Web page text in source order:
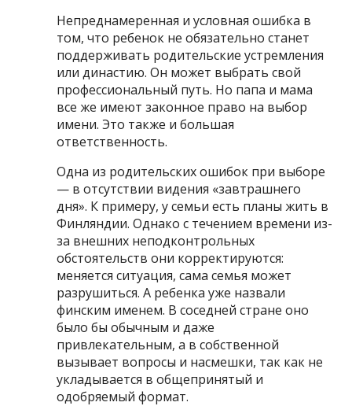
Непреднамеренная и условная ошибка в
том, что ребенок не обязательно станет
поддерживать родительские устремления
или династию. Он может выбрать свой
профессиональный путь. Но папа и мама
все же имеют законное право на выбор
имени. Это также и большая
ответственность.
Одна из родительских ошибок при выборе
— в отсутствии видения «завтрашнего
дня». К примеру, у семьи есть планы жить в
Финляндии. Однако с течением времени из-
за внешних неподконтрольных
обстоятельств они корректируются:
меняется ситуация, сама семья может
разрушиться. А ребенка уже назвали
финским именем. В соседней стране оно
было бы обычным и даже
привлекательным, а в собственной
вызывает вопросы и насмешки, так как не
укладывается в общепринятый и
одобряемый формат.